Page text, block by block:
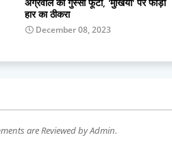
हार का ठीकरा
December 08, 2023
are Reviewed by Admin.